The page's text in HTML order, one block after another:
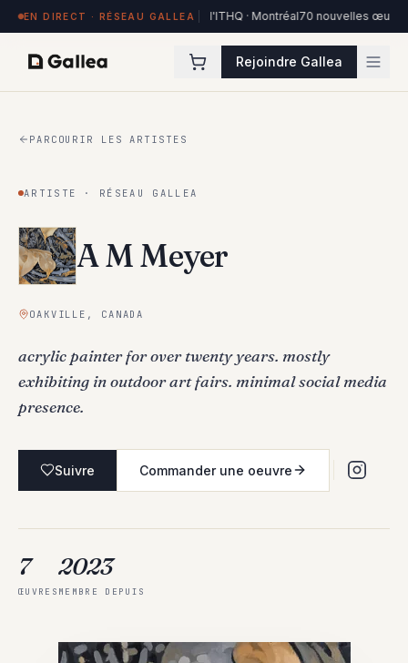
EN DIRECT · RÉSEAU GALLEA
exposées à Hôtel de l'ITHQ · Montréal 70 nouvelles œuvres dans
Rejoindre Gallea
PARCOURIR LES ARTISTES
ARTISTE · RÉSEAU GALLEA
A M Meyer
OAKVILLE, CANADA
acrylic painter for over twenty years. mostly
exhibiting in outdoor art fairs. minimal social media
presence.
Suivre Commander une oeuvre
7
ŒUVRES
2023
MEMBRE DEPUIS